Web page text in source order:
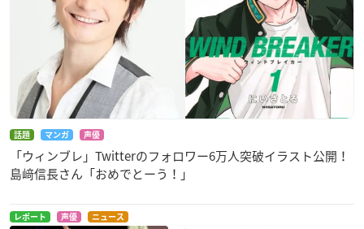
話題 マンガ 声優
「ウィンブレ」Twitterのフォロワー6万人突破イラスト公開！
島﨑信長さん「おめでとーう！」
レポート 声優 ニュース